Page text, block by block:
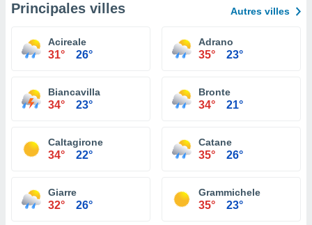
Principales villes Autres villes
Acireale
31° 26°
Adrano
35° 23°
Biancavilla
34° 23°
Bronte
34° 21°
Caltagirone
34° 22°
Catane
35° 26°
Giarre
32° 26°
Grammichele
35° 23°